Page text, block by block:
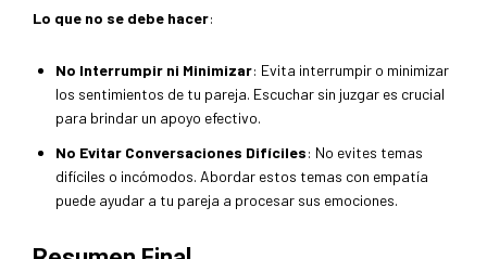
Lo que no se debe hacer:
No Interrumpir ni Minimizar: Evita interrumpir o minimizar
los sentimientos de tu pareja. Escuchar sin juzgar es crucial
para brindar un apoyo efectivo.
No Evitar Conversaciones Difíciles: No evites temas
difíciles o incómodos. Abordar estos temas con empatía
puede ayudar a tu pareja a procesar sus emociones.